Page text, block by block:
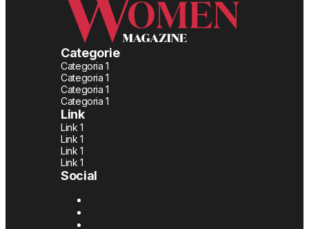
Categorie
Categoria 1
Categoria 1
Categoria 1
Categoria 1
Link
Link 1
Link 1
Link 1
Link 1
Social